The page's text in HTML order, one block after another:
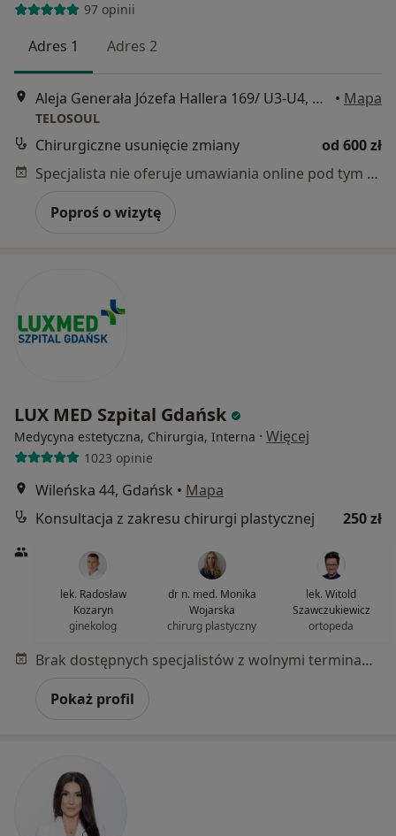
97 opinii
Adres 1 Adres 2
Aleja Generała Józefa Hallera 169/ U3-U4, Gdańsk • Mapa
TELOSOUL
Chirurgiczne usunięcie zmiany
od 600 zł
Specjalista nie oferuje umawiania online pod tym adresem.
Poproś o wizytę
LUX MED Szpital Gdańsk
Medycyna estetyczna, Chirurgia, Interna · Więcej
1023 opinie
Wileńska 44, Gdańsk • Mapa
Konsultacja z zakresu chirurgi plastycznej
250 zł
lek. Radosław
Kozaryn
ginekolog
dr n. med. Monika
Wojarska
chirurg plastyczny
lek. Witold
Szawczukiewicz
ortopeda
Brak dostępnych specjalistów z wolnymi terminami w tym centrum medycznym.
Pokaż profil